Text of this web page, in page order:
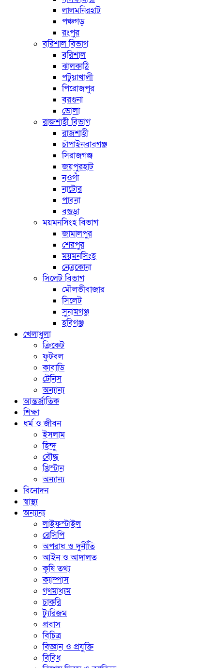
লালমনিরহাট
পঞ্চগড়
রংপুর
বরিশাল বিভাগ
বরিশাল
ঝালকাঠি
পটুয়াখালী
পিরোজপুর
বরগুনা
ভোলা
রাজশাহী বিভাগ
রাজশাহী
চাঁপাইনবাবগঞ্জ
সিরাজগঞ্জ
জয়পুরহাট
নওগাঁ
নাটোর
পাবনা
বগুড়া
ময়মনসিংহ বিভাগ
জামালপুর
শেরপুর
ময়মনসিংহ
নেত্রকোনা
সিলেট বিভাগ
মৌলভীবাজার
সিলেট
সুনামগঞ্জ
হবিগঞ্জ
খেলাধুলা
ক্রিকেট
ফুটবল
কাবাডি
টেনিস
অন্যান্য
আন্তর্জাতিক
শিক্ষা
ধর্ম ও জীবন
ইসলাম
হিন্দু
বৌদ্ধ
খ্রিস্টান
অন্যান্য
বিনোদন
স্বাস্থ্য
অন্যান্য
লাইফস্টাইল
রেসিপি
অপরাধ ও দুর্নীতি
আইন ও আদালত
কৃষি তথ্য
ক্যাম্পাস
গণমাধ্যম
চাকরি
ট্যুরিজম
প্রবাস
বিচিত্র
বিজ্ঞান ও প্রযুক্তি
বিবিধ